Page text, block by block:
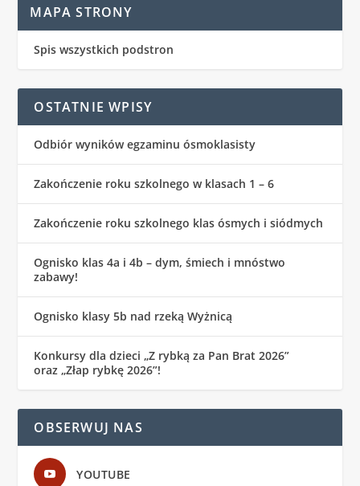
MAPA STRONY
Spis wszystkich podstron
OSTATNIE WPISY
Odbiór wyników egzaminu ósmoklasisty
Zakończenie roku szkolnego w klasach 1 – 6
Zakończenie roku szkolnego klas ósmych i siódmych
Ognisko klas 4a i 4b – dym, śmiech i mnóstwo
zabawy!
Ognisko klasy 5b nad rzeką Wyżnicą
Konkursy dla dzieci „Z rybką za Pan Brat 2026”
oraz „Złap rybkę 2026”!
OBSERWUJ NAS
YOUTUBE